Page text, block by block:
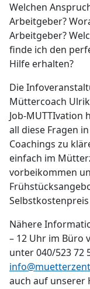
Welchen
Arbeitgeber?
Arbeitgeber?
finde ich den
Hilfe erhalten?
Die
Müttercoach
Job-MUTTIvation
all diese Fragen
Coachings zu
einfach im
vorbeikommen
Nähere
– 12 Uhr im Büro
unter 040/523 72
auch auf unserer